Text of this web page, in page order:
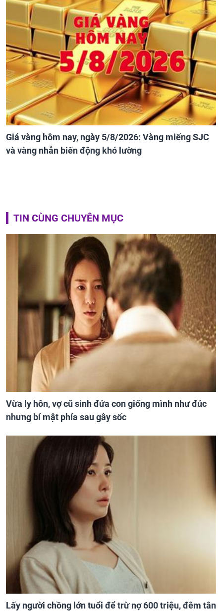
Giá vàng hôm nay, ngày 5/8/2026: Vàng miếng SJC
và vàng nhẫn biến động khó lường
TIN CÙNG CHUYÊN MỤC
Vừa ly hôn, vợ cũ sinh đứa con giống mình như đúc
nhưng bí mật phía sau gây sốc
Lấy người chồng lớn tuổi để trừ nợ 600 triệu, đêm tân